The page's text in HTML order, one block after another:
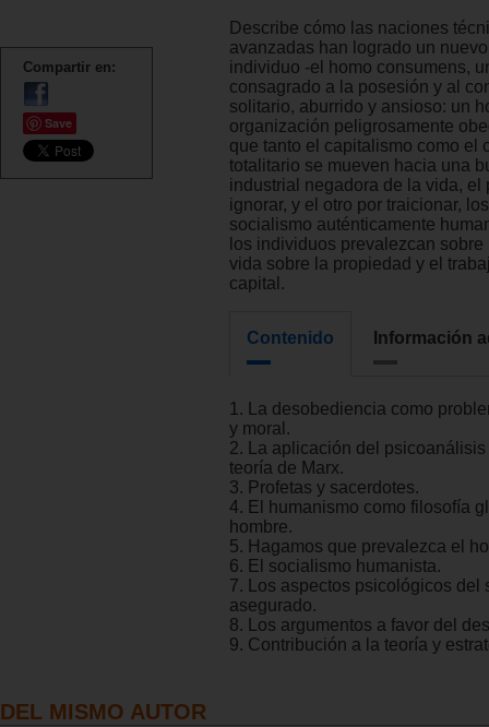
Compartir en:
Save
Describe cómo las naciones
avanzadas han logrado un
individuo -el homo consumens,
consagrado a la posesión y al
solitario, aburrido y ansioso: un
organización peligrosamente
que tanto el capitalismo como el
totalitario se mueven hacia una
industrial negadora de la vida, el
ignorar, y el otro por traicionar,
socialismo auténticamente
los individuos prevalezcan
vida sobre la propiedad y el
capital.
Contenido Información
1. La desobediencia como
y moral.
2. La aplicación del
teoría de Marx.
3. Profetas y sacerdotes.
4. El humanismo como filosofía
hombre.
5. Hagamos que prevalezca el
6. El socialismo humanista.
7. Los aspectos psicológicos del
asegurado.
8. Los argumentos a favor del
9. Contribución a la teoría y
DEL MISMO AUTOR